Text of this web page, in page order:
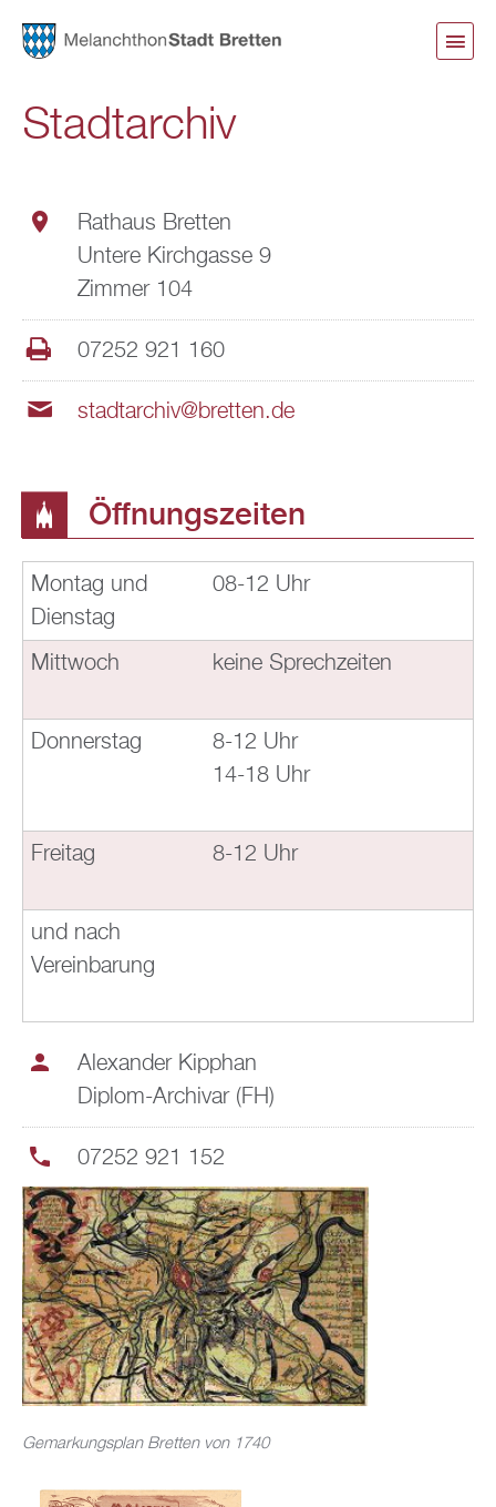
Stadtarchiv
Rathaus Bretten
Untere Kirchgasse 9
Zimmer 104
07252 921 160
stadtarchiv@bretten.de
Öffnungszeiten
Montag und
Dienstag
08-12 Uhr
Mittwoch keine Sprechzeiten
Donnerstag
8-12 Uhr
14-18 Uhr
Freitag 8-12 Uhr
und nach
Vereinbarung
Alexander Kipphan
Diplom-Archivar (FH)
07252 921 152
Gemarkungsplan Bretten von 1740